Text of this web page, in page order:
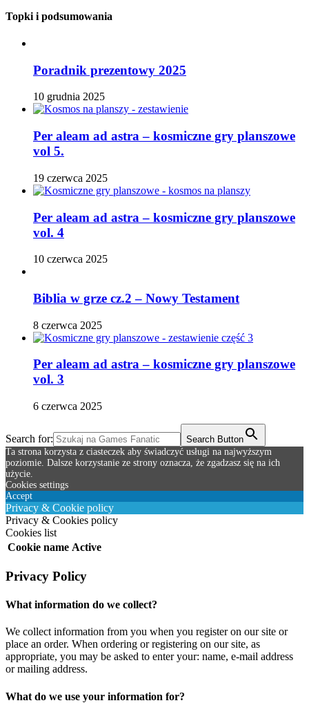
Topki i podsumowania
Poradnik prezentowy 2025
10 grudnia 2025
Per aleam ad astra – kosmiczne gry planszowe
vol 5.
19 czerwca 2025
Per aleam ad astra – kosmiczne gry planszowe
vol. 4
10 czerwca 2025
Biblia w grze cz.2 – Nowy Testament
8 czerwca 2025
Per aleam ad astra – kosmiczne gry planszowe
vol. 3
6 czerwca 2025
Search for:
Search Button
Ta strona korzysta z ciasteczek aby świadczyć usługi na najwyższym
poziomie. Dalsze korzystanie ze strony oznacza, że zgadzasz się na ich
użycie.
Cookies settings
Accept
Privacy & Cookie policy
Privacy & Cookies policy
Cookies list
Cookie name Active
Privacy Policy
What information do we collect?
We collect information from you when you register on our site or
place an order. When ordering or registering on our site, as
appropriate, you may be asked to enter your: name, e-mail address
or mailing address.
What do we use your information for?